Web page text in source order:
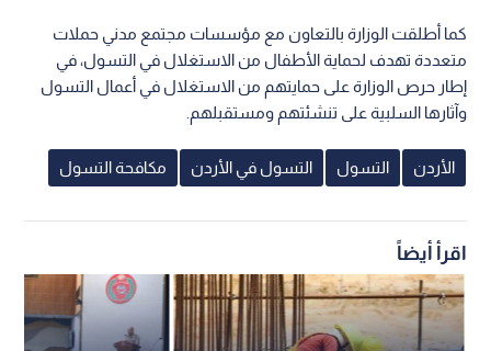
كما أطلقت الوزارة بالتعاون مع مؤسسات مجتمع مدني حملات
متعددة تهدف لحماية الأطفال من الاستغلال في التسول، في
إطار حرص الوزارة على حمايتهم من الاستغلال في أعمال التسول
وآثارها السلبية على تنشئتهم ومستقبلهم.
الأردن التسول التسول في الأردن مكافحة التسول
اقرأ أيضاً